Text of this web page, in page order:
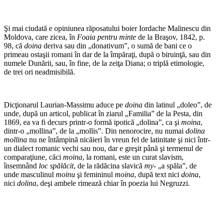
Şi mai ciudată e opiniunea răposatului boier Iordache Malinescu din
Moldova, care zicea, în Foaia pentru minte de la Braşov, 1842, p.
98, că doina deriva sau din „donativum”, o sumă de bani ce o
primeau ostaşii romani în dar de la împăraţi, după o biruinţă, sau din
numele Dunării, sau, în fine, de la zeiţa Diana; o triplă etimologie,
de trei ori neadmisibilă.
Dicţionarul Laurian-Massimu aduce pe doina din latinul „doleo”, de
unde, după un articol, publicat în ziarul „Familia” de la Pesta, din
1869, ea va fi decurs printr-o formă ipotică „dolina”, ca şi moina,
dintr-o „mollina”, de la „mollis”. Din nenorocire, nu nu­mai dolina
mollina nu ne întâmpină nicăieri în vre­un fel de latinitate şi nici într-
un dialect romanic vechi sau nou, dar e greşit până şi termenul de
comparaţiune, căci moina, la romani, este un curat slavism,
însemnând loc spălăcit, de la rădăcina slavică my- „a spăla”, de
unde masculinul moinu şi femininul moina, după text nici doina,
nici dolina, deşi ambele rimează chiar în poezia lui Negruzzi.